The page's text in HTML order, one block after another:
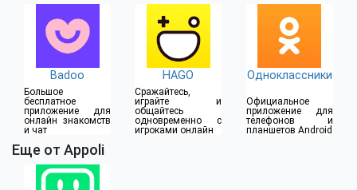
Badoo
Большое
бесплатное
приложение для
онлайн знакомств
и чат
HAGO
Сражайтесь,
играйте и
общайтесь
одновременно с
игроками онлайн
Одноклассники
Официальное
приложение для
телефонов и
планшетов Android
Еще от Appoli